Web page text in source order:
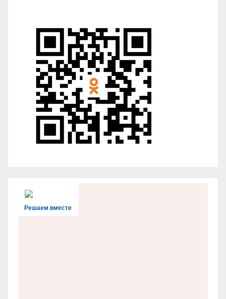
Решаем вместе